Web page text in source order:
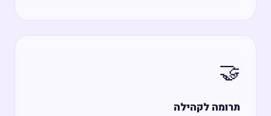
🤝
תרומה לקהילה